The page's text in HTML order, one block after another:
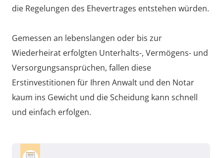
die Regelungen des Ehevertrages entstehen würden.
Gemessen an lebenslangen oder bis zur
Wiederheirat erfolgten Unterhalts-, Vermögens- und
Versorgungsansprüchen, fallen diese
Erstinvestitionen für Ihren Anwalt und den Notar
kaum ins Gewicht und die Scheidung kann schnell
und einfach erfolgen.